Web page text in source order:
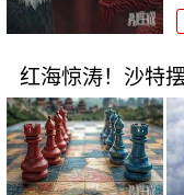
红海惊涛！沙特